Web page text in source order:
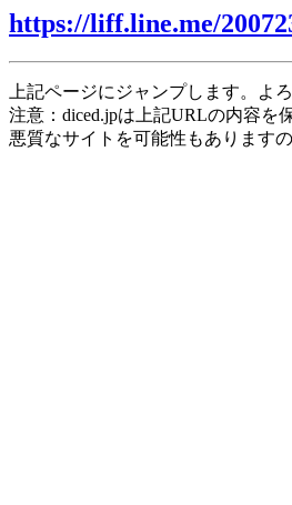
https://liff.line.me/
上記ページにジャンプします。よ
注意：diced.jpは上記URLの内容を
悪質なサイトを可能性もあります